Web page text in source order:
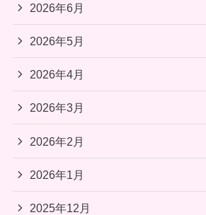
2026年6月
2026年5月
2026年4月
2026年3月
2026年2月
2026年1月
2025年12月